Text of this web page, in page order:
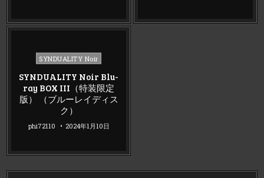
Posted
SYNDUALITY Noir
SYNDUALITY Noir Blu-
ray BOX III（特装限定
版） （ブルーレイディス
ク）
phi72110 2024年1月10日